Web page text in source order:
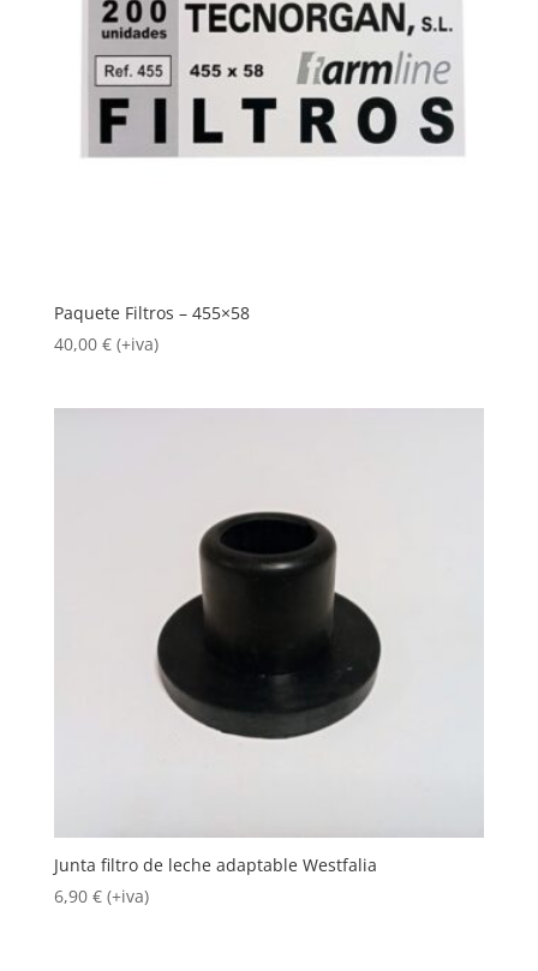
Paquete Filtros – 455×58
40,00 € (+iva)
Junta filtro de leche adaptable Westfalia
6,90 € (+iva)